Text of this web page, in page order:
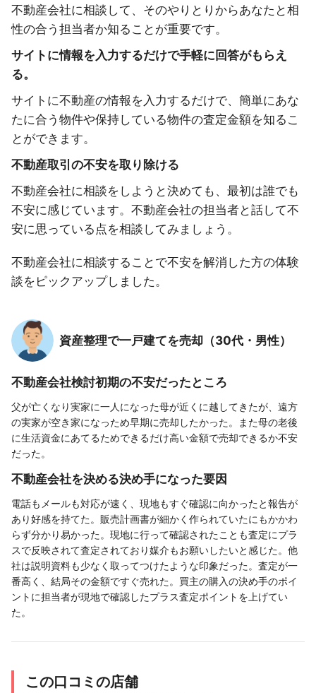
不動産会社に相談して、そのやりとりからあなたと相
性の合う担当者か知ることが重要です。
サイトに情報を入力するだけで手軽に回答がもらえ
る。
サイトに不動産の情報を入力するだけで、簡単にあな
たに合う物件や保持している物件の査定金額を知るこ
とができます。
不動産取引の不安を取り除ける
不動産会社に相談をしようと決めても、最初は誰でも
不安に感じています。不動産会社の担当者と話して不
安に思っている点を相談してみましょう。
不動産会社に相談することで不安を解消した方の体験
談をピックアップしました。
資産整理で一戸建てを売却（30代・男性）
不動産会社検討初期の不安だったところ
父が亡くなり実家に一人になった母が近くに越してきたが、遠方
の実家が空き家になっため早期に売却したかった。また母の老後
に生活資金にあてるためできるだけ高い金額で売却できるか不安
だった。
不動産会社を決める決め手になった要因
電話もメールも対応が速く、現地もすぐ確認に向かったと報告が
あり好感を持てた。販売計画書が細かく作られていたにもかかわ
らず分かり易かった。現地に行って確認されたことも査定にプラ
スで反映されて査定されており媒介もお願いしたいと感じた。他
社は説明資料も少なく取ってつけたような印象だった。査定が一
番高く、結局その金額ですぐ売れた。買主の購入の決め手のポイ
ントに担当者が現地で確認したプラス査定ポイントを上げてい
た。
この口コミの店舗